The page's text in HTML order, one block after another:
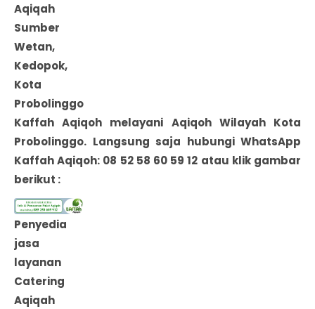
Aqiqah
Sumber
Wetan,
Kedopok,
Kota
Probolinggo
Kaffah Aqiqoh melayani Aqiqoh Wilayah Kota
Probolinggo. Langsung saja hubungi WhatsApp
Kaffah Aqiqoh: 08 52 58 60 59 12 atau klik gambar
berikut :
Penyedia
jasa
layanan
Catering
Aqiqah